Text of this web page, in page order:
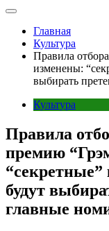
Главная
Культура
Правила
изменены:
выбирать
Культура
Правила
премию
будут
главные